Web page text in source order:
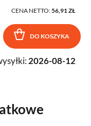
CENA NETTO:56,91 ZŁ
DO KOSZYKA
2026-08-12